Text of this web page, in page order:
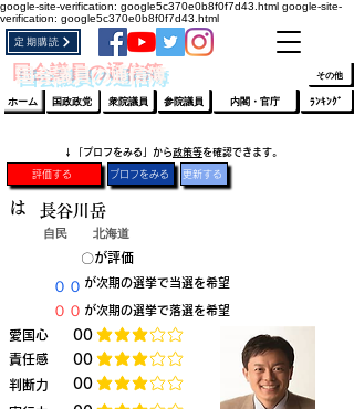
google-site-verification: google5c370e0b8f0f7d43.html google-site-
verification: google5c370e0b8f0f7d43.html
​国会議員の通信簿
定期購読
ホーム 国政政党 衆院議員 参院議員 ﾗﾝｷﾝｸﾞ
内閣・官庁
その他
​↓「プロフをみる」から政策等を確認できます。
評価する プロフをみる 更新する
は 長谷川岳
自民 北海道
​〇​
​００
​００
​が評価
​愛国心 ​00
​が次期の選挙で当選を希望
​が次期の選挙で落選を希望
平均評価 3 /5
​責任感 ​00 平均評価 3 /5
​判断力 ​00 平均評価 3 /5